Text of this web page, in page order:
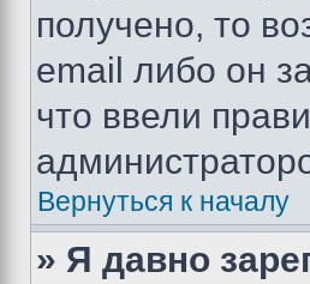
получено, то
email либо он
что ввели
Вернуться к началу
» Я давно